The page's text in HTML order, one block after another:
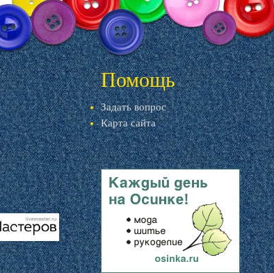
Помощь
Задать вопрос
Карта сайта